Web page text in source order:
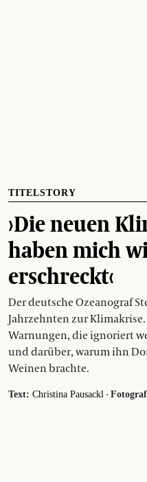
TITELSTORY
›Die neuen
haben mich
erschreckt‹
Der deutsche Ozeanograf
Jahrzehnten zur
Warnungen, die ignoriert
und darüber, warum ihn
Weinen brachte.
Text: Christina Pausackl ·